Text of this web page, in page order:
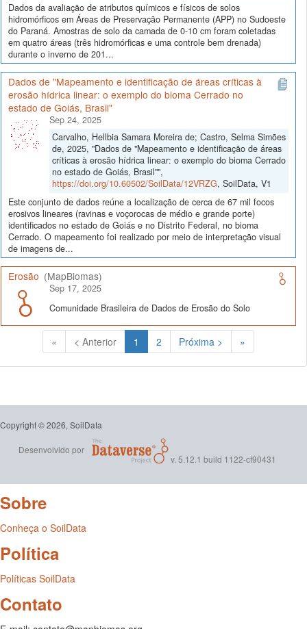
Dados da avaliação de atributos químicos e físicos de solos
hidromórficos em Áreas de Preservação Permanente (APP) no Sudoeste
do Paraná. Amostras de solo da camada de 0-10 cm foram coletadas
em quatro áreas (três hidromórficas e uma controle bem drenada)
durante o inverno de 201...
Dados de "Mapeamento e identificação de áreas críticas à
erosão hídrica linear: o exemplo do bioma Cerrado no
estado de Goiás, Brasil"
Sep 24, 2025
Carvalho, Hellbia Samara Moreira de; Castro, Selma Simões
de, 2025, "Dados de "Mapeamento e identificação de áreas
críticas à erosão hídrica linear: o exemplo do bioma Cerrado
no estado de Goiás, Brasil"",
https://doi.org/10.60502/SoilData/12VRZG, SoilData, V1
Este conjunto de dados reúne a localização de cerca de 67 mil focos
erosivos lineares (ravinas e voçorocas de médio e grande porte)
identificados no estado de Goiás e no Distrito Federal, no bioma
Cerrado. O mapeamento foi realizado por meio de interpretação visual
de imagens de...
Erosão (MapBiomas)
Sep 17, 2025
Comunidade Brasileira de Dados de Erosão do Solo
« < Anterior 1 (Atual)
2 Próxima > »
Copyright © 2026, SoilData
Desenvolvido por
v. 5.12.1 build 1122-cf90431
Sobre
Conheça o SoilData
Política
Políticas SoilData
Contato